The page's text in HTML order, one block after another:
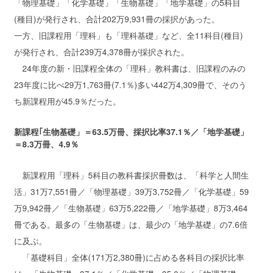
(種目)が発行され、合計202万9,931冊の採択があった。
一方、旧課程用「理科」も「理科基礎」など、全11科目(種目)
が発行され、合計239万4,378冊が採択された。
24年度の新・旧課程全体の「理科」教科書は、旧課程のみの
23年度に比べ29万1,763冊(7.1％)多い442万4,309冊で、そのう
ち新課程用が45.9％だった。
新課程｢生物基礎」＝63.5万冊、採択比率37.1％／「地学基礎」
＝8.3万冊、4.9％
新課程用「理科」5科目の教科書採択冊数は、「科学と人間生
活」31万7,551冊／「物理基礎」39万3,752冊／「化学基礎」59
万9,942冊／「生物基礎」63万5,222冊／「地学基礎」8万3,464
冊である。最多の「生物基礎」は、最少の「地学基礎」の7.6倍
に及ぶ。
「基礎科目」全体(171万2,380冊)に占める各科目の採択比率